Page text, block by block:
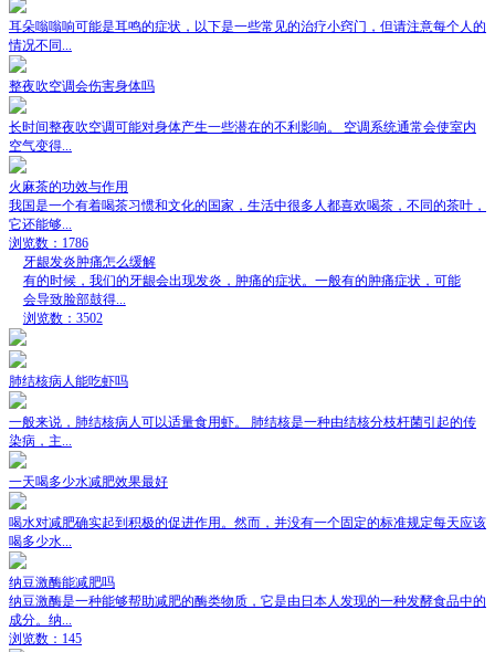
耳朵嗡嗡响可能是耳鸣的症状，以下是一些常见的治疗小窍门，但请注意每个人的
情况不同...
整夜吹空调会伤害身体吗
长时间整夜吹空调可能对身体产生一些潜在的不利影响。 空调系统通常会使室内
空气变得...
火麻茶的功效与作用
我国是一个有着喝茶习惯和文化的国家，生活中很多人都喜欢喝茶，不同的茶叶，
它还能够...
浏览数：1786
牙龈发炎肿痛怎么缓解
有的时候，我们的牙龈会出现发炎，肿痛的症状。一般有的肿痛症状，可能
会导致脸部鼓得...
浏览数：3502
肺结核病人能吃虾吗
一般来说，肺结核病人可以适量食用虾。 肺结核是一种由结核分枝杆菌引起的传
染病，主...
一天喝多少水减肥效果最好
喝水对减肥确实起到积极的促进作用。然而，并没有一个固定的标准规定每天应该
喝多少水...
纳豆激酶能减肥吗
纳豆激酶是一种能够帮助减肥的酶类物质，它是由日本人发现的一种发酵食品中的
成分。纳...
浏览数：145